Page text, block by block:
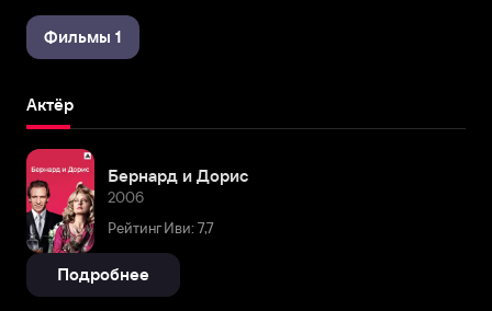
Фильмы 1
Актёр
Бернард и Дорис
2006
Рейтинг Иви: 7,7
Подробнее